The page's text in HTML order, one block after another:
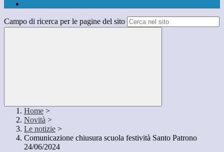
Campo di ricerca per le pagine del sito
Home >
Novità >
Le notizie >
Comunicazione chiusura scuola festività Santo Patrono
24/06/2024